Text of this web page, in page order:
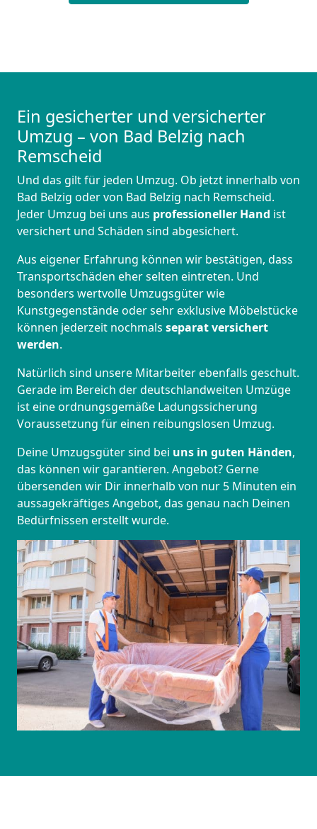
Ein gesicherter und versicherter
Umzug – von Bad Belzig nach
Remscheid
Und das gilt für jeden Umzug. Ob jetzt innerhalb von
Bad Belzig oder von Bad Belzig nach Remscheid.
Jeder Umzug bei uns aus professioneller Hand ist
versichert und Schäden sind abgesichert.
Aus eigener Erfahrung können wir bestätigen, dass
Transportschäden eher selten eintreten. Und
besonders wertvolle Umzugsgüter wie
Kunstgegenstände oder sehr exklusive Möbelstücke
können jederzeit nochmals separat versichert
werden.
Natürlich sind unsere Mitarbeiter ebenfalls geschult.
Gerade im Bereich der deutschlandweiten Umzüge
ist eine ordnungsgemäße Ladungssicherung
Voraussetzung für einen reibungslosen Umzug.
Deine Umzugsgüter sind bei uns in guten Händen,
das können wir garantieren. Angebot? Gerne
übersenden wir Dir innerhalb von nur 5 Minuten ein
aussagekräftiges Angebot, das genau nach Deinen
Bedürfnissen erstellt wurde.